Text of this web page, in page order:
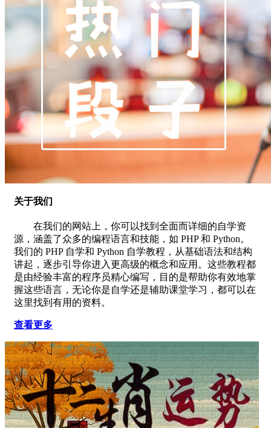
关于我们
在我们的网站上，你可以找到全面而详细的自学资
源，涵盖了众多的编程语言和技能，如 PHP 和 Python。
我们的 PHP 自学和 Python 自学教程，从基础语法和结构
讲起，逐步引导你进入更高级的概念和应用。这些教程都
是由经验丰富的程序员精心编写，目的是帮助你有效地掌
握这些语言，无论你是自学还是辅助课堂学习，都可以在
这里找到有用的资料。
查看更多